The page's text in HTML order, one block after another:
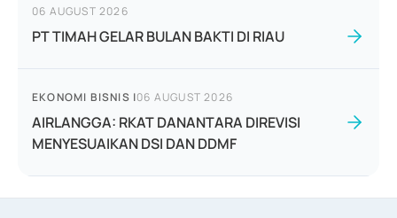
06 AUGUST 2026
PT TIMAH GELAR BULAN BAKTI DI RIAU
EKONOMI BISNIS |06 AUGUST 2026
AIRLANGGA: RKAT DANANTARA DIREVISI
MENYESUAIKAN DSI DAN DDMF